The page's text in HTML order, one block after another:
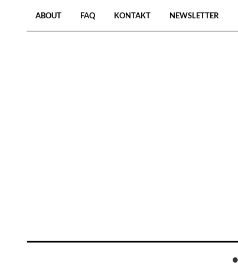
ABOUT FAQ KONTAKT NEWSLETTER